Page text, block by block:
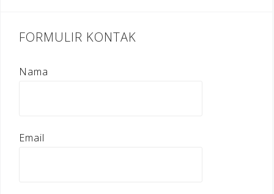
FORMULIR KONTAK
Nama
Email